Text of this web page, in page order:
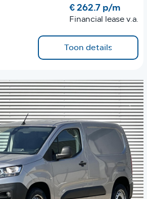
€ 262.7 p/m
Financial lease v.a.
Toon details